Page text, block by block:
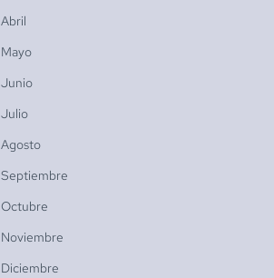
Abril
Mayo
Junio
Julio
Agosto
Septiembre
Octubre
Noviembre
Diciembre